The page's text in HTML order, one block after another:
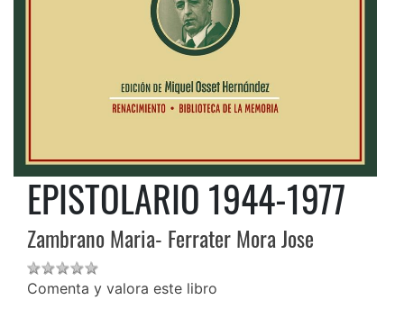
EPISTOLARIO 1944-1977
Zambrano Maria- Ferrater Mora Jose
Comenta y valora este libro